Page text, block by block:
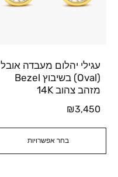
בחר אפשרויות
עגילי יהלום מעבדה אובל
(Oval) בשיבוץ Bezel
מזהב צהוב 14K
₪3,450